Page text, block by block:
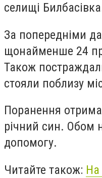
селищі
За попередніми
щонайменше 24
Також
стояли поблизу
Поранення
річний син. Обом
допомогу.
Читайте також: На